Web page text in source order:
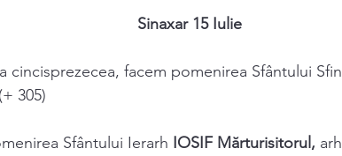
Sinaxar 15 Iulie
cincisprezecea, facem pomenirea Sfântului
(+ 305)
Sfântului Ierarh IOSIF Mărturisitorul,